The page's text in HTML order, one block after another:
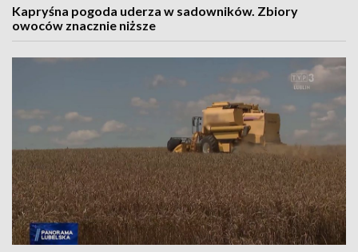
Kapryśna pogoda uderza w sadowników. Zbiory
owoców znacznie niższe